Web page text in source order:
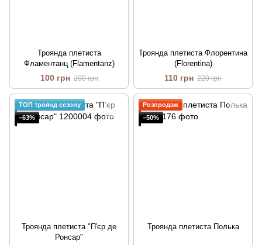
Троянда плетиста
Фламентанц (Flamentanz)
100 грн 200 грн
Троянда плетиста Флорентина
(Florentina)
110 грн 220 грн
ТОП троянд сезону
−63%
Троянда плетиста "П'єр де
Ронсар"
Розпродаж
−50%
Троянда плетиста Полька